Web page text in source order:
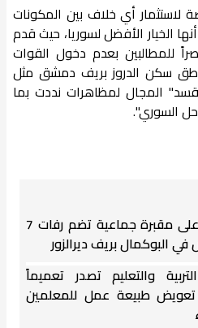
أي خلاف بين المكونات
الخيار الأفضل لسوريا، حيث قدم
للمطالبين بعدم دخول القوات
سكن الدروز بريف دمشق مثل
المجال لمظاهرات نددت بما
السوري".
العثور على مقبرة جماعية تضم رفات 7
البوكمال بريف ديرالزور
والتعليم تصدر تعميماً
طبيعة عمل للمعلمين